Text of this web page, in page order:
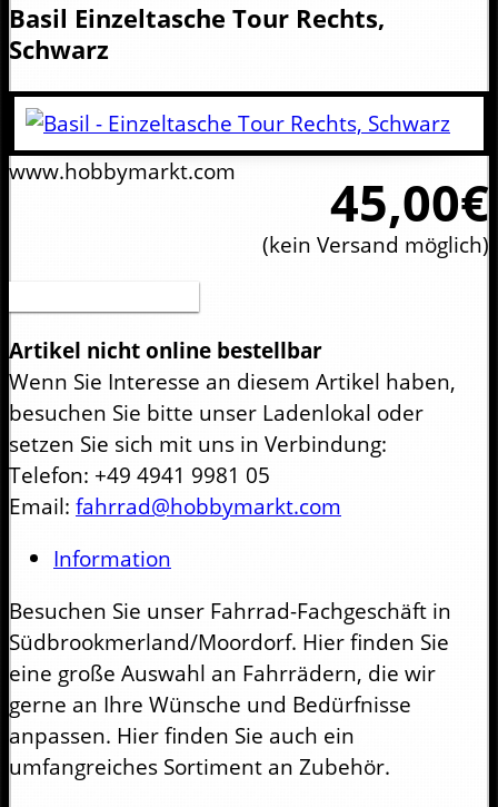
Basil Einzeltasche Tour Rechts,
Schwarz
www.hobbymarkt.com 45,00€
(kein Versand möglich)
Artikel nicht online bestellbar
Wenn Sie Interesse an diesem Artikel haben,
besuchen Sie bitte unser Ladenlokal oder
setzen Sie sich mit uns in Verbindung:
Telefon: +49 4941 9981 05
Email: fahrrad@hobbymarkt.com
Information
Besuchen Sie unser Fahrrad-Fachgeschäft in
Südbrookmerland/Moordorf. Hier finden Sie
eine große Auswahl an Fahrrädern, die wir
gerne an Ihre Wünsche und Bedürfnisse
anpassen. Hier finden Sie auch ein
umfangreiches Sortiment an Zubehör.